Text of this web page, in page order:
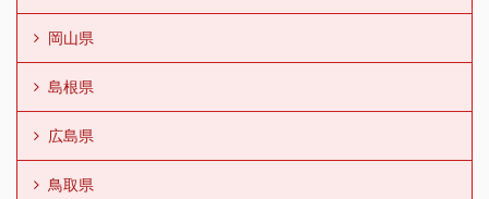
岡山県
島根県
広島県
鳥取県